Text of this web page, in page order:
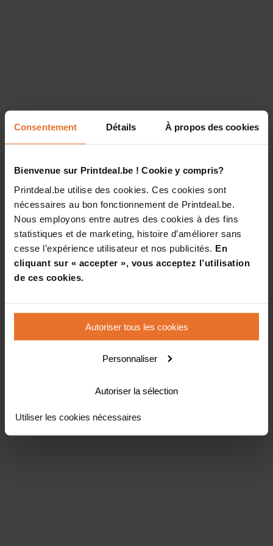
Consentement Détails À propos des cookies
Bienvenue sur Printdeal.be ! Cookie y compris?
Printdeal.be utilise des cookies. Ces cookies sont
nécessaires au bon fonctionnement de Printdeal.be.
Nous employons entre autres des cookies à des fins
statistiques et de marketing, histoire d’améliorer sans
cesse l’expérience utilisateur et nos publicités. En
cliquant sur « accepter », vous acceptez l’utilisation
de ces cookies.
Autoriser tous les cookies
Personnaliser
Autoriser la sélection
Utiliser les cookies nécessaires